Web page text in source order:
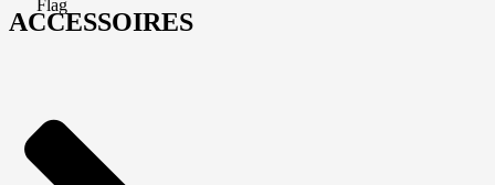
ACCESSOIRES